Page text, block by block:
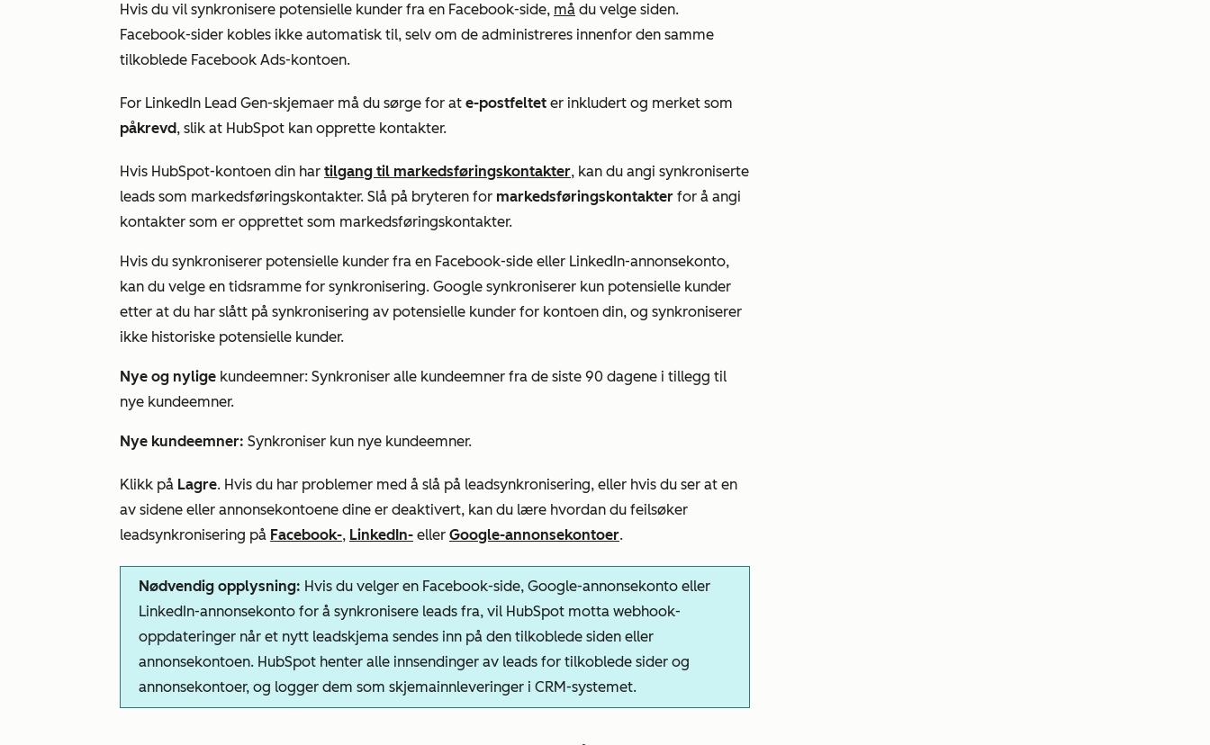
Hvis du vil synkronisere potensielle kunder fra en Facebook-side, må du velge siden.
Facebook-sider kobles ikke automatisk til, selv om de administreres innenfor den samme
tilkoblede Facebook Ads-kontoen.
For LinkedIn Lead Gen-skjemaer må du sørge for at e-postfeltet er inkludert og merket som
påkrevd, slik at HubSpot kan opprette kontakter.
Hvis HubSpot-kontoen din har tilgang til markedsføringskontakter, kan du angi synkroniserte
leads som markedsføringskontakter. Slå på bryteren for markedsføringskontakter for å angi
kontakter som er opprettet som markedsføringskontakter.
Hvis du synkroniserer potensielle kunder fra en Facebook-side eller LinkedIn-annonsekonto,
kan du velge en tidsramme for synkronisering. Google synkroniserer kun potensielle kunder
etter at du har slått på synkronisering av potensielle kunder for kontoen din, og synkroniserer
ikke historiske potensielle kunder.
Nye og nylige kundeemner: Synkroniser alle kundeemner fra de siste 90 dagene i tillegg til
nye kundeemner.
Nye kundeemner: Synkroniser kun nye kundeemner.
Klikk på Lagre. Hvis du har problemer med å slå på leadsynkronisering, eller hvis du ser at en
av sidene eller annonsekontoene dine er deaktivert, kan du lære hvordan du feilsøker
leadsynkronisering på Facebook-, LinkedIn- eller Google-annonsekontoer.
Nødvendig opplysning: Hvis du velger en Facebook-side, Google-annonsekonto eller
LinkedIn-annonsekonto for å synkronisere leads fra, vil HubSpot motta webhook-
oppdateringer når et nytt leadskjema sendes inn på den tilkoblede siden eller
annonsekontoen. HubSpot henter alle innsendinger av leads for tilkoblede sider og
annonsekontoer, og logger dem som skjemainnleveringer i CRM-systemet.